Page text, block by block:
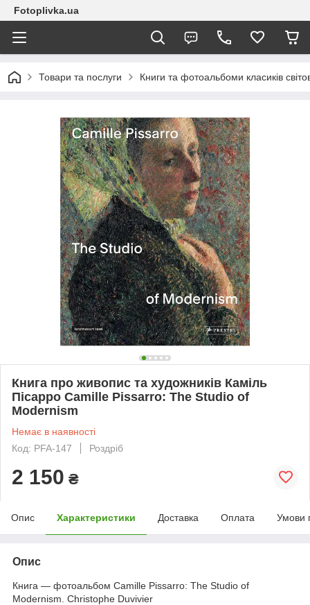
Fotoplivka.ua
Товари та послуги Книги та фотоальбоми класиків
Книга про живопис та художників Каміль
Пісарро Camille Pissarro: The Studio of
Modernism
Немає в наявності
Код: PFA-147
Роздріб
2 150 ₴
Опис Характеристики Доставка Оплата Умови
Опис
Книга — фотоальбом Camille Pissarro: The Studio of
Modernism. Christophe Duvivier